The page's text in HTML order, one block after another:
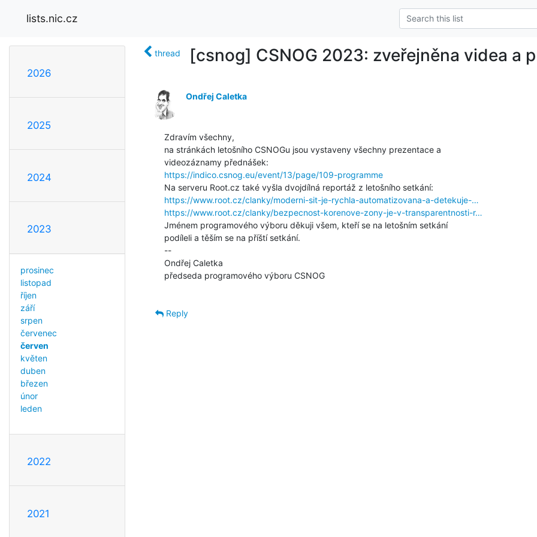
lists.nic.cz
2026
2025
2024
2023
prosinec
listopad
říjen
září
srpen
červenec
červen
květen
duben
březen
únor
leden
2022
2021
thread [csnog] CSNOG 2023: zveřejněna videa a
Ondřej Caletka
Zdravím všechny,
na stránkách letošního CSNOGu jsou vystaveny všechny prezentace a
https://indico.csnog.eu/event/13/page/109-programme
https://www.root.cz/clanky/moderni-sit-je-rychla-automatizovana-a-detekuje-…
https://www.root.cz/clanky/bezpecnost-korenove-zony-je-v-transparentnosti-r…
Jménem programového výboru děkuji všem, kteří se na letošním setkání
podíleli a těším se na příští setkání.
--
Ondřej Caletka
předseda programového výboru CSNOG
Reply